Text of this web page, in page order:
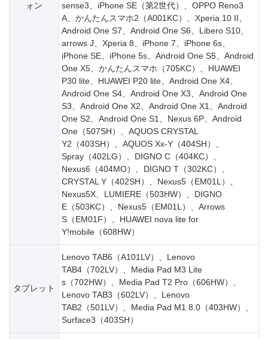
ォン
sense3、iPhone SE（第2世代）、OPPO Reno3
A、かんたんスマホ2（A001KC）、Xperia 10 II、
Android One S7、Android One S6、Libero S10、
arrows J、Xperia 8、iPhone 7、iPhone 6s、
iPhone SE、iPhone 5s、Android One S5、Android
One X5、かんたんスマホ（705KC）、HUAWEI
P30 lite、HUAWEI P20 lite、Android One X4、
Android One S4、Android One X3、Android One
S3、Android One X2、Android One X1、Android
One S2、Android One S1、Nexus 6P、Android
One（507SH）、AQUOS CRYSTAL
Y2（403SH）、AQUOS Xx-Y（404SH）、
Spray（402LG）、DIGNO C（404KC）、
Nexus6（404MO）、DIGNO T（302KC）、
CRYSTAL Y（402SH）、Nexus5（EM01L）、
Nexus5X、LUMIERE（503HW）、DIGNO
E（503KC）、Nexus5（EM01L）、Arrows
S（EM01F）、HUAWEI nova lite for
Y!mobile（608HW）
タブレット
Lenovo TAB6（A101LV）、Lenovo
TAB4（702LV）、Media Pad M3 Lite
s（702HW）、Media Pad T2 Pro（606HW）、
Lenovo TAB3（602LV）、Lenovo
TAB2（501LV）、Media Pad M1 8.0（403HW）、
Surface3（403SH）